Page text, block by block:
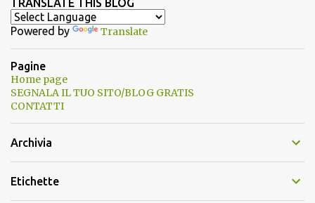
TRANSLATE THIS BLOG
Powered by Translate
Pagine
Home page
SEGNALA IL TUO SITO/BLOG GRATIS
CONTATTI
Archivia
Etichette